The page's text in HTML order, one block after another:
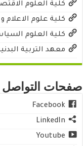
كلية العلوم
كلية علوم الاعلام
كلية العلوم
معهد التربية
صفحات التواصل
Facebook
LinkedIn
Youtube